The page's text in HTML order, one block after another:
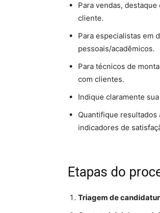
Para vendas,
cliente.
Para especialistas em
pessoais/acadêmicos.
Para técnicos de
com clientes.
Indique claramente
Quantifique
indicadores de
Etapas do
Triagem de